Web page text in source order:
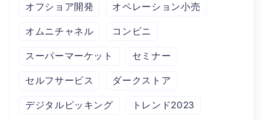
オフショア開発 オペレーション小売
オムニチャネル コンビニ
スーパーマーケット セミナー
セルフサービス ダークストア
デジタルピッキング トレンド2023